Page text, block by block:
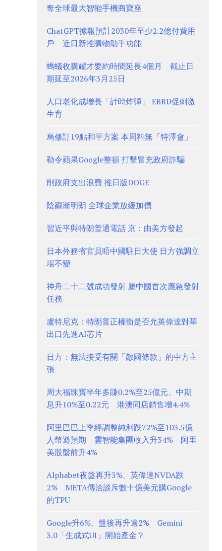
奪全球最大智能手機商寶座
ChatGPT據報預計2030年至少2.2億付費用
戶 近日新推購物助手功能
螞蟻收購耀才要約時間延長4個月 截止日
期延至2026年3月25日
人口老化成增長「計時炸彈」 EBRD促刺激
生育
烏修訂19點和平方案 本周料無「特澤會」
勒令蘋果Google整頓 打擊冒充政府詐騙
削政府支出浪費 推日版DOGE
陰霾漸明朗 全球企業放緩加價
習近平與特朗普通電話 京：由美方發起
日本外務省官員晤中國駐日大使 日方強調立
場不變
神舟二十二號成功發射 屬中國首次應急發射
任務
盧特尼克：特朗普正權衡是否允英偉達對華
出口先進AI芯片
日方：無法接受有關「敵國條款」的中方主
張
周大福珠寶半年多賺0.2%至25億元、中期
息升10%至0.22元 港澳同店銷售增4.4%
阿里巴巴上季經調整純利跌72%至103.5億
人幣遜預期 雲智能集團收入升34% 阿里
美股盤前升4%
Alphabet夜盤再升3%、英偉達NVDA跌
2% META傳洽談斥數十億美元購Google
的TPU
Google升6%、盤後再升逾2% Gemini
3.0「生成式UI」開始產金？